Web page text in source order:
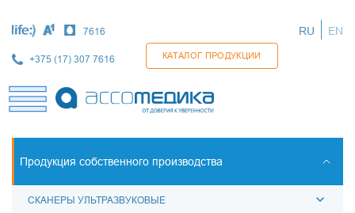
основному
содержанию
7616
+375 (17) 307 7616 КАТАЛОГ ПРОДУКЦИИ
RU EN
Продукция собственного производства
СКАНЕРЫ УЛЬТРАЗВУКОВЫЕ